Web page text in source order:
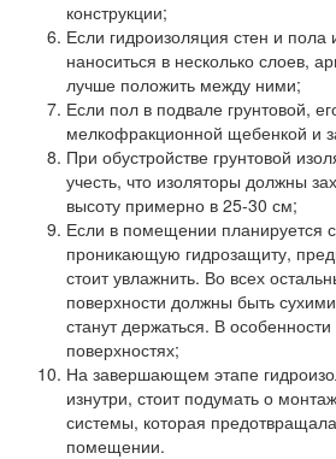
конструкции;
Если гидроизоляция стен и пола
наноситься в несколько слоев,
лучше положить между ними;
Если пол в подвале грунтовой,
мелкофракционной щебенкой и
При обустройстве грунтовой
учесть, что изоляторы должны
высоту примерно в 25-30 см;
Если в помещении планируется
проникающую гидрозащиту,
стоит увлажнить. Во всех
поверхности должны быть
станут держаться. В
поверхностях;
На завершающем этапе
изнутри, стоит подумать о
системы, которая
помещении.